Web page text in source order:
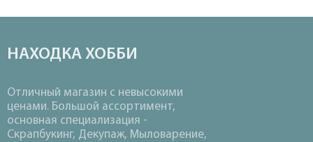
НАХОДКА ХОББИ
Отличный магазин с невысокими
ценами. Большой ассортимент,
основная специализация -
Скрапбукинг, Декупаж, Мыловарение,